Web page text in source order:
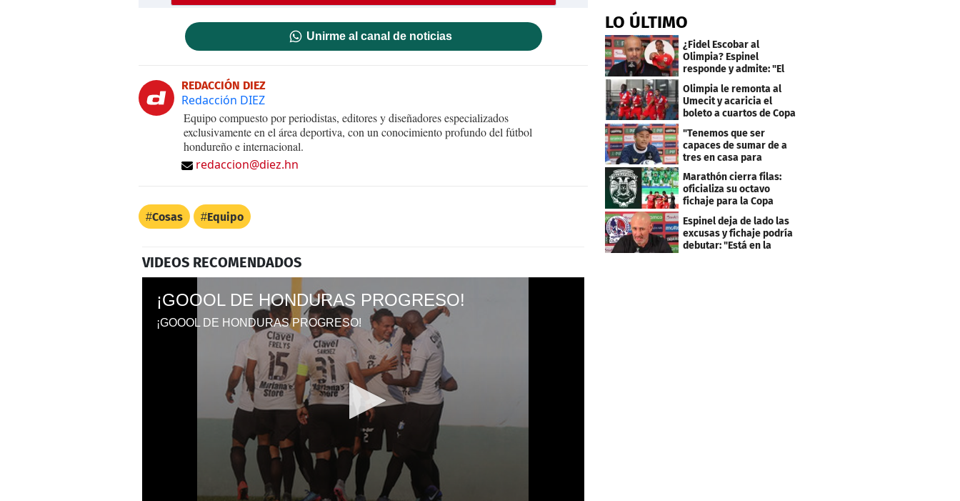
Unirme al canal de noticias
REDACCIÓN DIEZ
Redacción DIEZ
Equipo compuesto por periodistas, editores y diseñadores especializados
exclusivamente en el área deportiva, con un conocimiento profundo del fútbol
hondureño e internacional.
redaccion@diez.hn
Cosas Equipo
VIDEOS RECOMENDADOS
¡GOOOL DE HONDURAS PROGRESO!
¡GOOOL DE HONDURAS PROGRESO!
LO ÚLTIMO
¿Fidel Escobar al
Olimpia? Espinel
responde y admite: "El
resultado fue corto"
Olimpia le remonta al
Umecit y acaricia el
boleto a cuartos de Copa
"Tenemos que ser
capaces de sumar de a
tres en casa para
asegurar la
clasificación"
Marathón cierra filas:
oficializa su octavo
fichaje para la Copa
Centroamericana
Espinel deja de lado las
excusas y fichaje podría
debutar: "Está en la